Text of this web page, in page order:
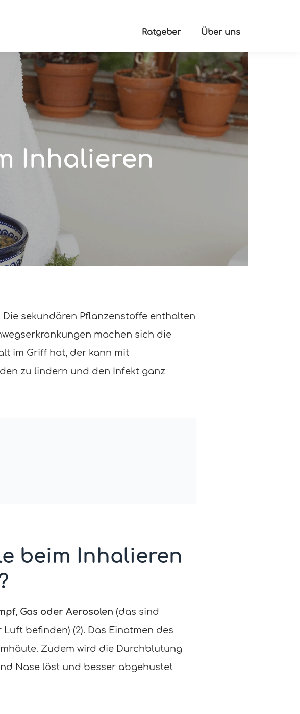
Ratgeber Über uns
Inhalieren
sekundären Pflanzenstoffe enthalten
machen sich die
im Griff hat, der kann mit
zu lindern und den Infekt ganz
beim Inhalieren
Gas oder Aerosolen (das sind
befinden) (2). Das Einatmen des
Zudem wird die Durchblutung
Nase löst und besser abgehustet